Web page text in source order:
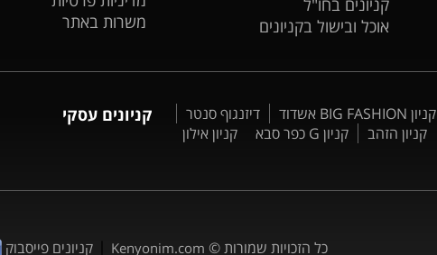
אוכל ובישול בקניונים
משרות באתר
קניון BIG FASHION אשדוד
דיזנגוף סנטר
קניון הזהב
קניון G כפר סבא קניון אילון
קניונים עסקי
כל הזכויות שמורות © Kenyonim.com
|קניונים פייסבוק